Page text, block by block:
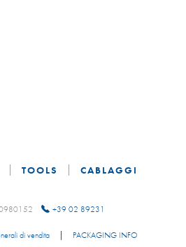
TOOLS CABLAGGI
+39 02 89231
di vendita
PACKAGING INFO